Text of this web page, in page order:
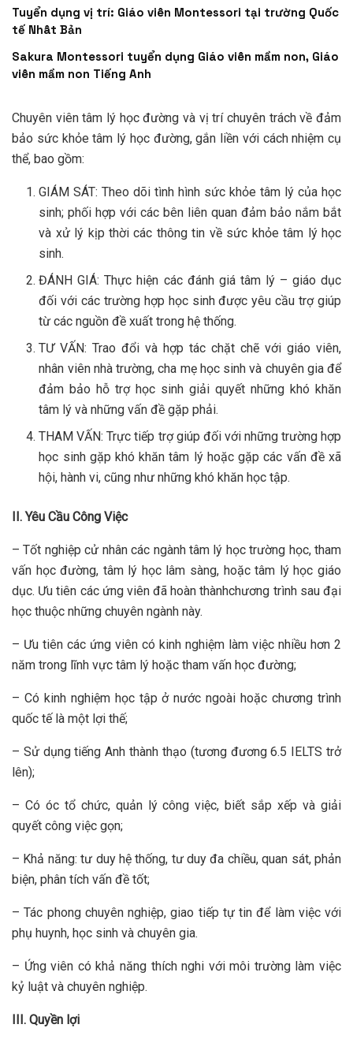
Tuyển dụng vị trí: Giáo viên Montessori tại trường Quốc
tế Nhât Bản
Sakura Montessori tuyển dụng Giáo viên mầm non, Giáo
viên mầm non Tiếng Anh
Chuyên viên tâm lý học đường và vị trí chuyên trách về đảm
bảo sức khỏe tâm lý học đường, gắn liền với cách nhiệm cụ
thể, bao gồm:
GIÁM SÁT: Theo dõi tình hình sức khỏe tâm lý của học
sinh; phối hợp với các bên liên quan đảm bảo nắm bắt
và xử lý kịp thời các thông tin về sức khỏe tâm lý học
sinh.
ĐÁNH GIÁ: Thực hiện các đánh giá tâm lý – giáo dục
đối với các trường hợp học sinh được yêu cầu trợ giúp
từ các nguồn đề xuất trong hệ thống.
TƯ VẤN: Trao đổi và hợp tác chặt chẽ với giáo viên,
nhân viên nhà trường, cha mẹ học sinh và chuyên gia để
đảm bảo hỗ trợ học sinh giải quyết những khó khăn
tâm lý và những vấn đề gặp phải.
THAM VẤN: Trực tiếp trợ giúp đối với những trường hợp
học sinh gặp khó khăn tâm lý hoặc gặp các vấn đề xã
hội, hành vi, cũng như những khó khăn học tập.
II. Yêu Cầu Công Việc
– Tốt nghiệp cử nhân các ngành tâm lý học trường học, tham
vấn học đường, tâm lý học lâm sàng, hoặc tâm lý học giáo
dục. Ưu tiên các ứng viên đã hoàn thànhchương trình sau đại
học thuộc những chuyên ngành này.
– Ưu tiên các ứng viên có kinh nghiệm làm việc nhiều hơn 2
năm trong lĩnh vực tâm lý hoặc tham vấn học đường;
– Có kinh nghiệm học tập ở nước ngoài hoặc chương trình
quốc tế là một lợi thế;
– Sử dụng tiếng Anh thành thạo (tương đương 6.5 IELTS trở
lên);
– Có óc tổ chức, quản lý công việc, biết sắp xếp và giải
quyết công việc gọn;
– Khả năng: tư duy hệ thống, tư duy đa chiều, quan sát, phản
biện, phân tích vấn đề tốt;
– Tác phong chuyên nghiệp, giao tiếp tự tin để làm việc với
phụ huynh, học sinh và chuyên gia.
– Ứng viên có khả năng thích nghi với môi trường làm việc
kỷ luật và chuyên nghiệp.
III. Quyền lợi